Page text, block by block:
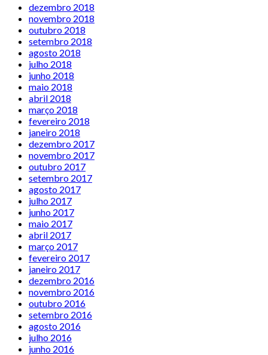
dezembro 2018
novembro 2018
outubro 2018
setembro 2018
agosto 2018
julho 2018
junho 2018
maio 2018
abril 2018
março 2018
fevereiro 2018
janeiro 2018
dezembro 2017
novembro 2017
outubro 2017
setembro 2017
agosto 2017
julho 2017
junho 2017
maio 2017
abril 2017
março 2017
fevereiro 2017
janeiro 2017
dezembro 2016
novembro 2016
outubro 2016
setembro 2016
agosto 2016
julho 2016
junho 2016